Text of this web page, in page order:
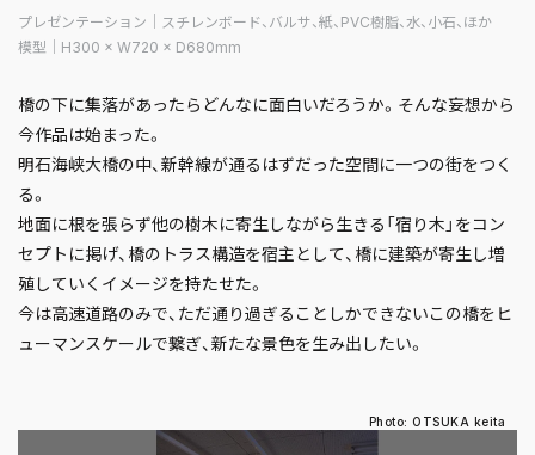
プレゼンテーション｜スチレンボード、バルサ、紙、PVC樹脂、水、小石、ほか
模型｜H300 × W720 × D680mm
橋の下に集落があったらどんなに面白いだろうか。そんな妄想から
今作品は始まった。
明石海峡大橋の中、新幹線が通るはずだった空間に一つの街をつく
る。
地面に根を張らず他の樹木に寄生しながら生きる「宿り木」をコン
セプトに掲げ、橋のトラス構造を宿主として、橋に建築が寄生し増
殖していくイメージを持たせた。
今は高速道路のみで、ただ通り過ぎることしかできないこの橋をヒ
ューマンスケールで繋ぎ、新たな景色を生み出したい。
Photo: OTSUKA keita